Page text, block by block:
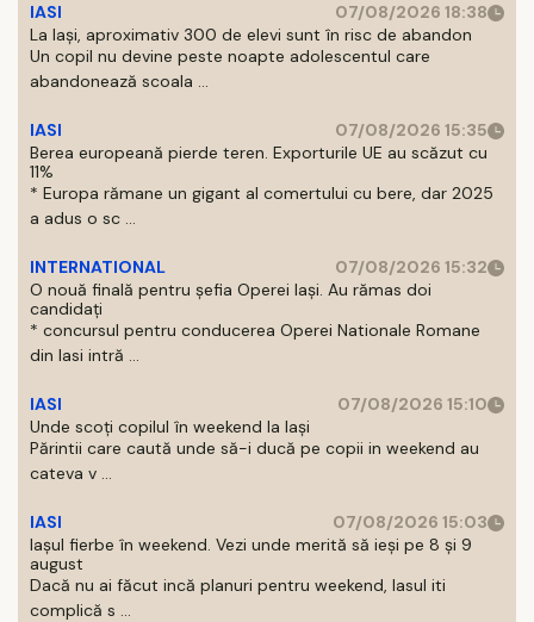
IASI
07/08/2026 18:38
La Iași, aproximativ 300 de elevi sunt în risc de abandon
Un copil nu devine peste noapte adolescentul care
abandonează scoala ...
IASI
07/08/2026 15:35
Berea europeană pierde teren. Exporturile UE au scăzut cu
11%
* Europa rămane un gigant al comertului cu bere, dar 2025
a adus o sc ...
INTERNATIONAL
07/08/2026 15:32
O nouă finală pentru șefia Operei Iași. Au rămas doi
candidați
* concursul pentru conducerea Operei Nationale Romane
din Iasi intră ...
IASI
07/08/2026 15:10
Unde scoți copilul în weekend la Iași
Părintii care caută unde să-i ducă pe copii in weekend au
cateva v ...
IASI
07/08/2026 15:03
Iașul fierbe în weekend. Vezi unde merită să ieși pe 8 și 9
august
Dacă nu ai făcut incă planuri pentru weekend, Iasul iti
complică s ...